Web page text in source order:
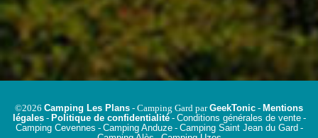
©2026 Camping Les Plans - Camping Gard parGeekTonic - Mentions
légales- Politique de confidentialité- Conditions générales de vente-
Camping Cevennes - Camping Anduze- Camping Saint Jean du Gard -